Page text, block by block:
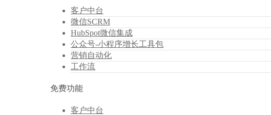
客户中台
微信SCRM
HubSpot微信集成
公众号-小程序增长工具包
营销自动化
工作流
免费功能
客户中台